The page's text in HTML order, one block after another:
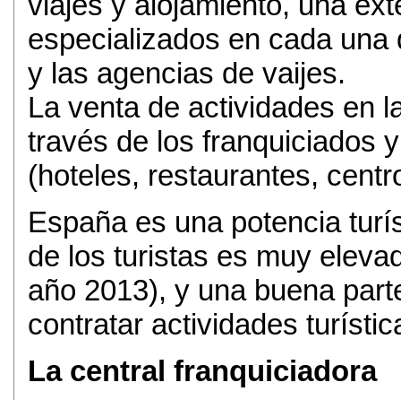
especializados en cada
y las agencias de vaijes.
La venta de actividades en
través de los franquiciados
(hoteles, restaurantes,
España es una potencia
de los turistas es muy
año 2013), y una buena
contratar actividades
La central franquiciadora